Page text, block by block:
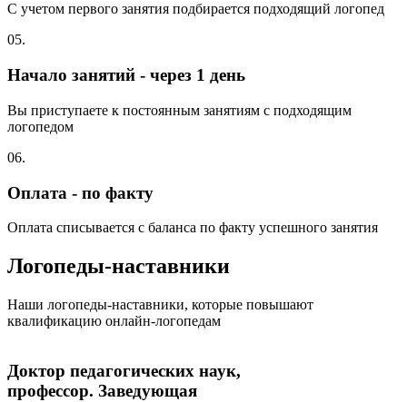
С учетом первого занятия подбирается подходящий логопед
05.
Начало занятий - через 1 день
Вы приступаете к постоянным занятиям с подходящим
логопедом
06.
Оплата - по факту
Оплата списывается с баланса по факту успешного занятия
Логопеды-наставники
Наши логопеды-наставники, которые повышают
квалификацию онлайн-логопедам
Доктор педагогических наук,
профессор. Заведующая